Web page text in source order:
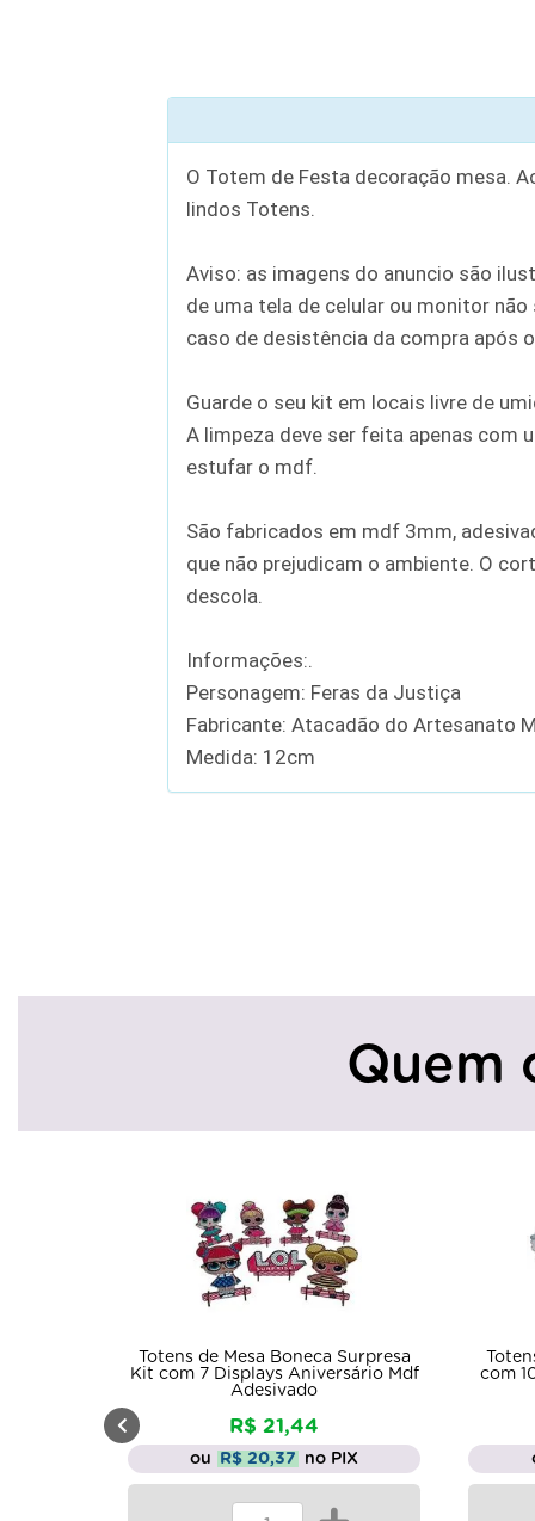
O Totem de Festa decoração mesa.
lindos Totens.
Aviso: as imagens do anuncio são
de uma tela de celular ou monitor
caso de desistência da compra após
Guarde o seu kit em locais livre de
A limpeza deve ser feita apenas com
estufar o mdf.
São fabricados em mdf 3mm,
que não prejudicam o ambiente. O
descola.
Informações:.
Personagem: Feras da Justiça
Fabricante: Atacadão do Artesanato
Medida: 12cm
Quem
Totens de Mesa Fazendinha Kit
com 10 Displays Aniversário Mdf
Adesivado
R$ 33,99
ou R$ 32,29 no PIX